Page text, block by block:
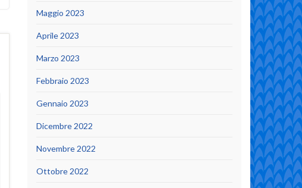
Maggio 2023
Aprile 2023
Marzo 2023
Febbraio 2023
Gennaio 2023
Dicembre 2022
Novembre 2022
Ottobre 2022